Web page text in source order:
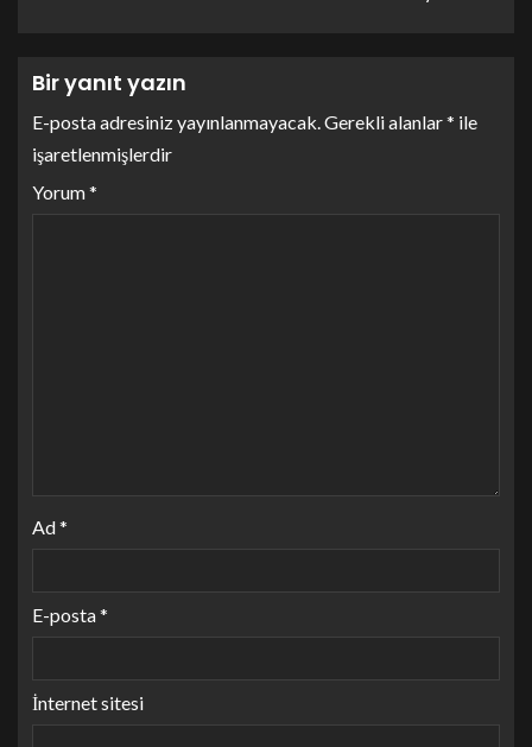
Bir yanıt yazın
E-posta adresiniz yayınlanmayacak. Gerekli alanlar* ile
işaretlenmişlerdir
Yorum*
Ad*
E-posta*
İnternet sitesi